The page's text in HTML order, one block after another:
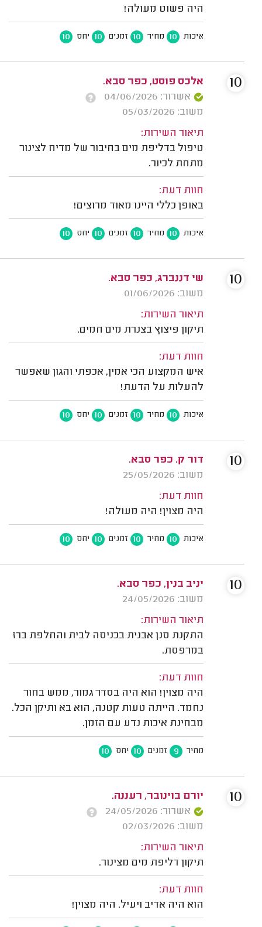
היה פשוט מעולה!
איכות 10 מחיר 10 זמנים 10 יחס 10
אלכס פוסט, כפר סבא.
אשרור: 04/06/2026
משוב: 05/03/2026
תיאור השירות:
טיפול בדליפת מים בחיבור של מדיח לצינור
מתחת לכיור.
חוות דעת:
באופן כללי היינו מאוד מרוצים!
איכות 10 מחיר 10 זמנים 10 יחס 10
10
שי דננברג, כפר סבא.
משוב: 01/06/2026
תיאור השירות:
תיקון פיצוץ בצנרת מים חמים.
חוות דעת:
איש המקצוע הכי אמין, אכפתי והגון שאפשר
להעלות על הדעת!
איכות 10 מחיר 10 זמנים 10 יחס 10
10
דור ק. כפר סבא.
משוב: 25/05/2026
חוות דעת:
היה מצוין! היה מעולה!
איכות 10 מחיר 10 זמנים 10 יחס 10
10
יניב בנין, כפר סבא.
משוב: 24/05/2026
תיאור השירות:
התקנת סנן אבנית בכניסה לבית והחלפת ברז
במרפסת.
חוות דעת:
היה מצוין! הוא היה בסדר גמור, ממש בחור
נחמד. הייתה טעות קטנה, הוא בא ותיקן הכל.
מבחינת איכות נדע עם הזמן.
מחיר 9 זמנים 10 יחס 10
10
יורם בוינובר, רעננה.
אשרור: 24/05/2026
משוב: 02/03/2026
תיאור השירות:
תיקון דליפת מים מצינור.
חוות דעת:
הוא היה אדיב ויעיל. היה מצוין!
10